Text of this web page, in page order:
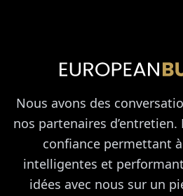
Nous avons des
nos partenaires d’entretien.
confiance permettant
intelligentes et
idées avec nous sur un